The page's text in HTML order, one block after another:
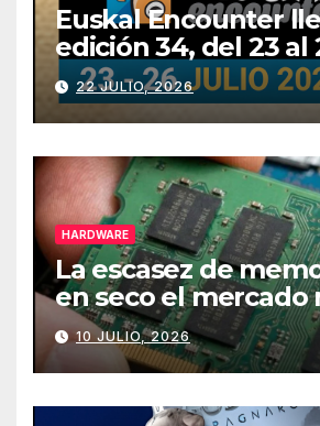
Euskal Encounter
edición 34, del 23 al
julio
22 JULIO, 2026
HARDWARE
La escasez de
en seco el mercado
de PCs
10 JULIO, 2026